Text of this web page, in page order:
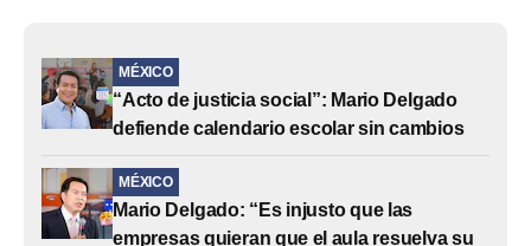
MÉXICO
“Acto de justicia social”: Mario Delgado
defiende calendario escolar sin cambios
MÉXICO
Mario Delgado: “Es injusto que las
empresas quieran que el aula resuelva su